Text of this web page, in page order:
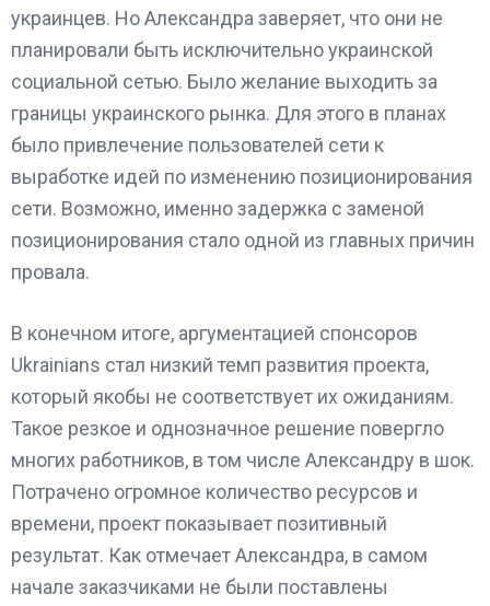
украинцев. Но Александра заверяет, что они не
планировали быть исключительно украинской
социальной сетью. Было желание выходить за
границы украинского рынка. Для этого в планах
было привлечение пользователей сети к
выработке идей по изменению позиционирования
сети. Возможно, именно задержка с заменой
позиционирования стало одной из главных причин
провала.
В конечном итоге, аргументацией спонсоров
Ukrainians стал низкий темп развития проекта,
который якобы не соответствует их ожиданиям.
Такое резкое и однозначное решение повергло
многих работников, в том числе Александру в шок.
Потрачено огромное количество ресурсов и
времени, проект показывает позитивный
результат. Как отмечает Александра, в самом
начале заказчиками не были поставлены